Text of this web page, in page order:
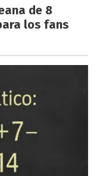
de 8
los fans